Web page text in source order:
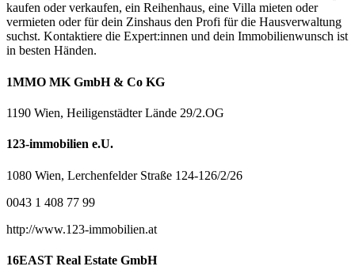
kaufen oder verkaufen, ein Reihenhaus, eine Villa mieten oder
vermieten oder für dein Zinshaus den Profi für die Hausverwaltung
suchst. Kontaktiere die Expert:innen und dein Immobilienwunsch ist
in besten Händen.
1MMO MK GmbH & Co KG
1190 Wien, Heiligenstädter Lände 29/2.OG
123-immobilien e.U.
1080 Wien, Lerchenfelder Straße 124-126/2/26
0043 1 408 77 99
http://www.123-immobilien.at
16EAST Real Estate GmbH